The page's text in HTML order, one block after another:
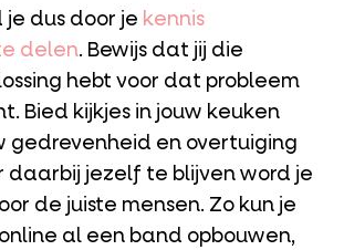
je dus door je kennis
delen. Bewijs dat jij die
hebt voor dat probleem
Bied kijkjes in jouw keuken
gedrevenheid en overtuiging
daarbij jezelf te blijven word je
de juiste mensen. Zo kun je
al een band opbouwen,